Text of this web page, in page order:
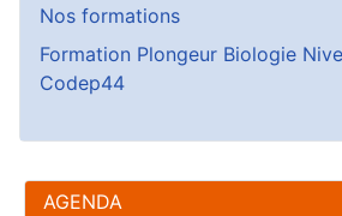
AGENDA
Nos formations
Formation Plongeur Biologie
Codep44